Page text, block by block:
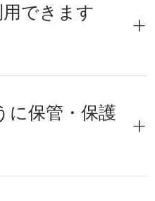
できます
に保管・保護